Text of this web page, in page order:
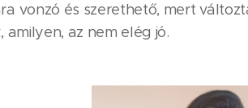
vonzó és szerethető, mert
amilyen, az nem elég jó.